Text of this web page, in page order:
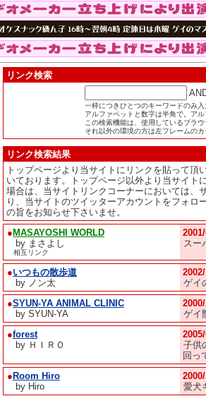
リンク検索
一枠につきひとつのキーワードのみ
アルファベットと数字は半角で。ア
この検索機能は、使用しているブラ
それ以外の環境の方は左フレームの
リンク検索結果
トップページより当サイトにリンクを貼って
いております。トップページ以外より当サイト
場合は、当サイトリンクコーナーにおいては、
り、当サイトのツイッターアカウントをフォ
の旨をお知らせ下さいませ。
● MASAYOSHI WORLD
by まさよし
相互リンク
スー
●いつもの散歩道
by ノン太
ゲイ
●SYUN-YA ANIMAL CLINIC
by SYUN-YA
ゲイ
●forest
by ＨＩＲＯ
子供
回っ
● Room Hiro
by Hiro
愛犬